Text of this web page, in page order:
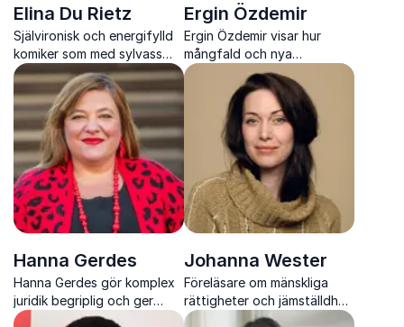
Elina Du Rietz
Självironisk och energifylld
komiker som med sylvass
improvisation och hög
igenkänning lyfter varje
event till nya nivåer
Ergin Özdemir
Ergin Özdemir visar hur
mångfald och nya
perspektiv kan bli en stark
drivkraft för utveckling,
innovation och bättre
resultat i organisationer
Hanna Gerdes
Hanna Gerdes gör komplex
juridik begriplig och ger
konkreta verktyg i en tid av
Johanna Wester
Föreläsare om mänskliga
rättigheter och jämställdhet
med konkreta verktyg,